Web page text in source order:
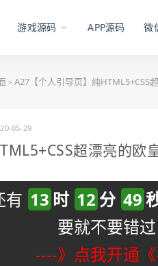
游戏源码 APP源码 微
> A27【个人引导页】纯HTML5+CSS
05-29
超漂亮的欧
有 13 时 12 分 48
要就不要错过
----》点我开通